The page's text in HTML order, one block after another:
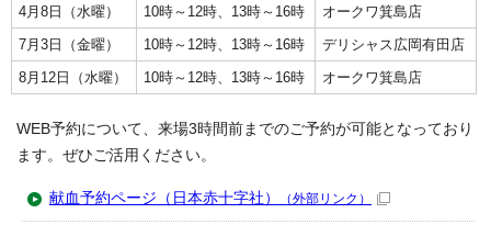
4月8日（水曜）
10時～12時、13時～16時
オークワ箕島店
7月3日（金曜）
10時～12時、13時～16時
デリシャス広岡有田店
8月12日（水曜）
10時～12時、13時～16時 オークワ箕島店
WEB予約について、来場3時間前までのご予約が可能となっており
ます。ぜひご活用ください。
献血予約ページ（日本赤十字社） （外部リンク）